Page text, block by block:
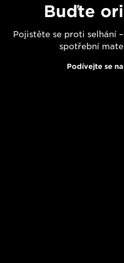
Buďte
Pojistěte se proti selhání
spotřební
Podívejte se